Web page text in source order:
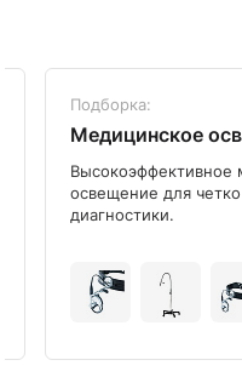
Подборка:
Медицинское
Высокоэффективное
освещение для
диагностики.